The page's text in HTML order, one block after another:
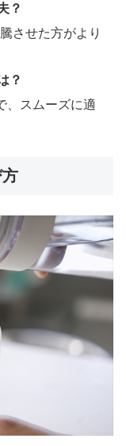
？
させた方がより
？
、スムーズに適